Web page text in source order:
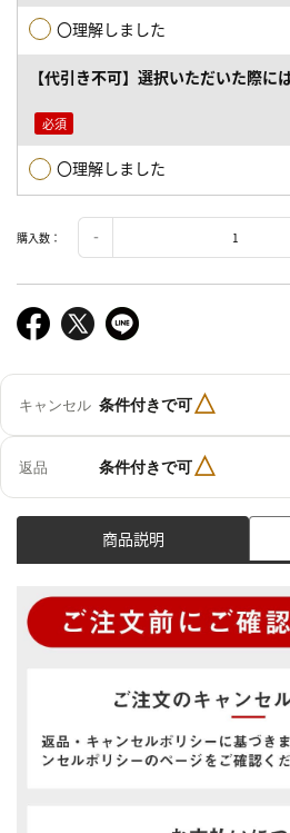
〇理解しました
【代引き不可】選択いただいた際に
〇理解しました
購入数：
キャンセル 条件付きで可△
返品 条件付きで可△
商品説明